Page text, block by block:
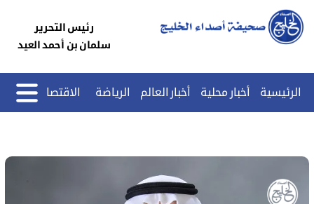
رئيس التحرير
سلمان بن أحمد العيد
الرئيسية أخبار محلية أخبار العالم الرياضة الاقتصاد